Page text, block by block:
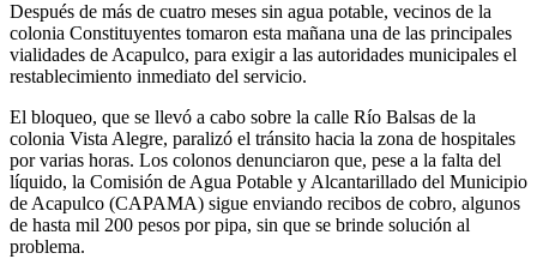
Después de más de cuatro meses sin agua potable, vecinos de la
colonia Constituyentes tomaron esta mañana una de las principales
vialidades de Acapulco, para exigir a las autoridades municipales el
restablecimiento inmediato del servicio.
El bloqueo, que se llevó a cabo sobre la calle Río Balsas de la
colonia Vista Alegre, paralizó el tránsito hacia la zona de hospitales
por varias horas. Los colonos denunciaron que, pese a la falta del
líquido, la Comisión de Agua Potable y Alcantarillado del Municipio
de Acapulco (CAPAMA) sigue enviando recibos de cobro, algunos
de hasta mil 200 pesos por pipa, sin que se brinde solución al
problema.